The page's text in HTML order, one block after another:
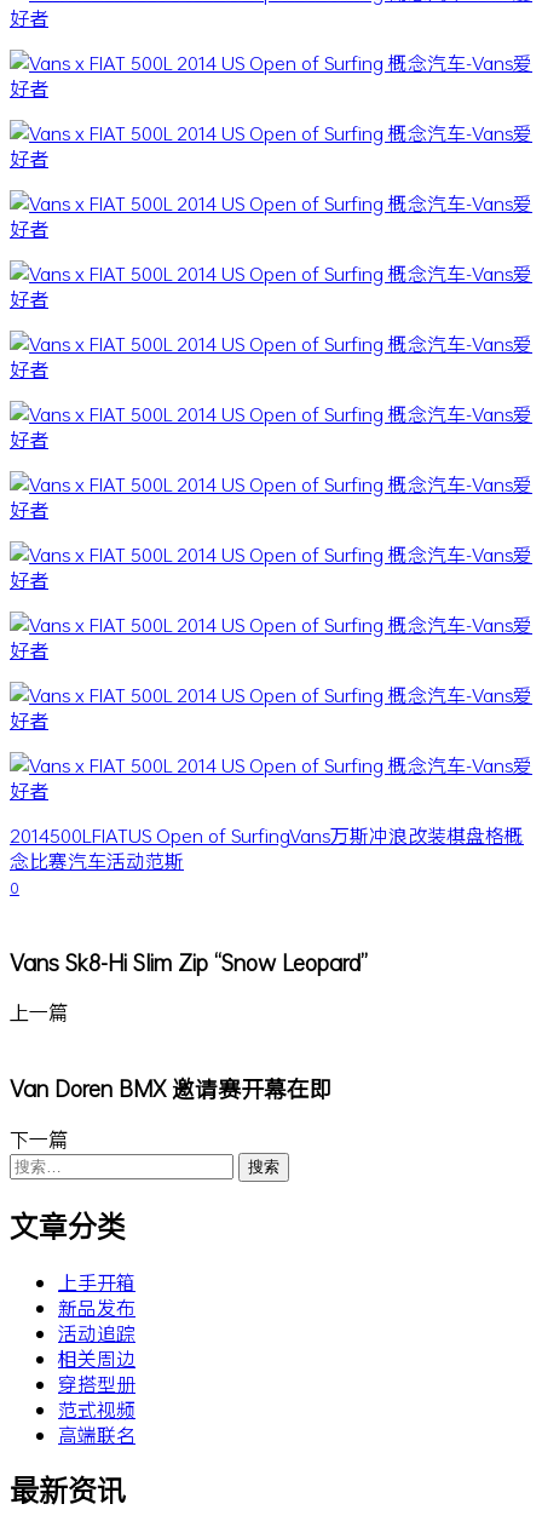
2014500L FIATUS Open of SurfingVans万斯冲浪改装棋盘格概
念比赛汽车活动范斯
0
Vans Sk8-Hi Slim Zip “Snow Leopard”
上一篇
Van Doren BMX 邀请赛开幕在即
下一篇
搜
索：
文章分类
上手开箱
新品发布
活动追踪
相关周边
穿搭型册
范式视频
高端联名
最新资讯